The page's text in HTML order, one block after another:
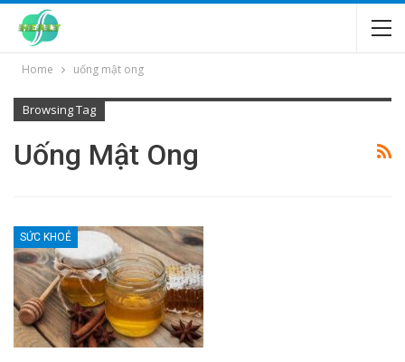
Home uống mật ong
Browsing Tag
Uống Mật Ong
SỨC KHOẺ